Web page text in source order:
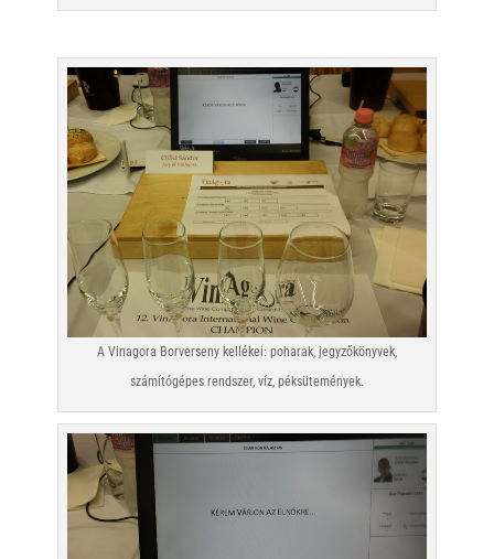
A Vinagora Borverseny kellékei: poharak, jegyzőkönyvek,
számítógépes rendszer, víz, péksütemények.